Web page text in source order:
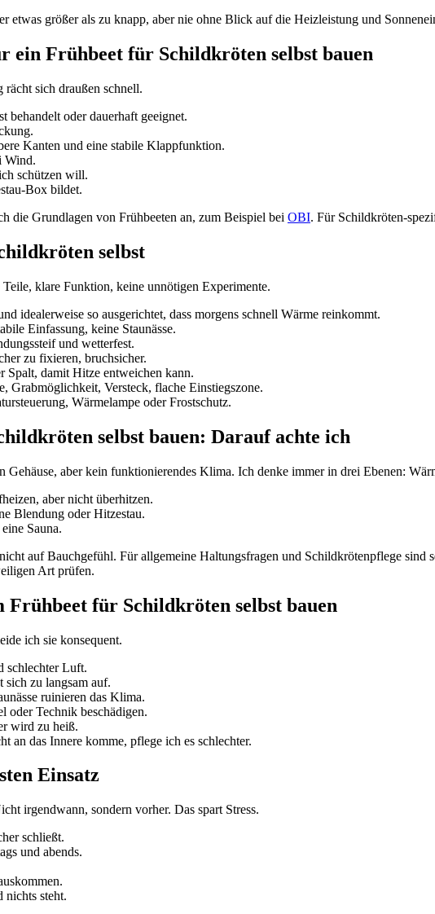
etwas größer als zu knapp, aber nie ohne Blick auf die Heizleistung und
ein Frühbeet für Schildkröten selbst bauen
sich draußen schnell.
behandelt oder dauerhaft geeignet.
Kanten und eine stabile Klappfunktion.
Wind.
schützen will.
Box bildet.
die Grundlagen von Frühbeeten an, zum Beispiel bei OBI. Für Schildkröten-
selbst
klare Funktion, keine unnötigen Experimente.
idealerweise so ausgerichtet, dass morgens schnell Wärme reinkommt.
Einfassung, keine Staunässe.
und wetterfest.
zu fixieren, bruchsicher.
Spalt, damit Hitze entweichen kann.
Grabmöglichkeit, Versteck, flache Einstiegszone.
Wärmelampe oder Frostschutz.
selbst bauen: Darauf achte ich
Gehäuse, aber kein funktionierendes Klima. Ich denke immer in drei Ebenen:
aber nicht überhitzen.
Blendung oder Hitzestau.
Sauna.
auf Bauchgefühl. Für allgemeine Haltungsfragen und Schildkrötenpflege sind
Art prüfen.
Frühbeet für Schildkröten selbst bauen
ich sie konsequent.
schlechter Luft.
sich zu langsam auf.
ruinieren das Klima.
oder Technik beschädigen.
wird zu heiß.
an das Innere komme, pflege ich es schlechter.
Einsatz
irgendwann, sondern vorher. Das spart Stress.
schließt.
und abends.
nichts steht.